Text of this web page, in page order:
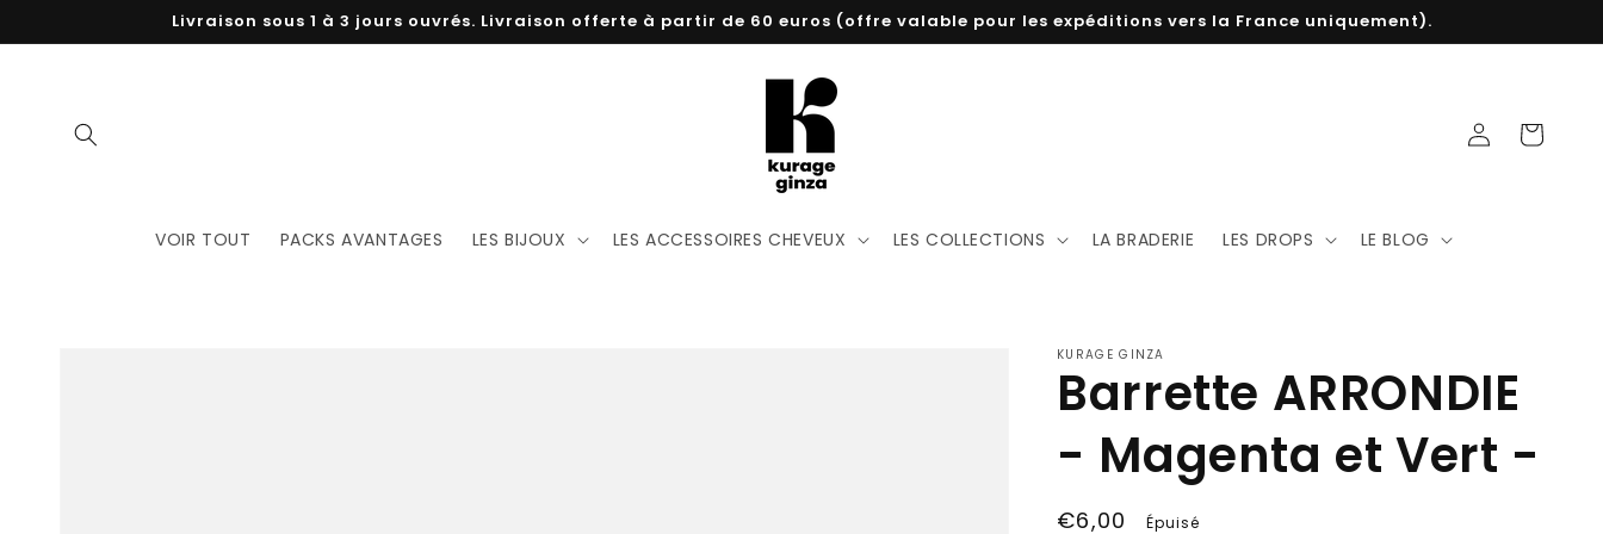
au
Livraison sous 1 à 3 jours ouvrés. Livraison offerte à partir de 60 euros (offre valable pour les expéditions vers la France uniquement).
VOIR TOUT PACKS AVANTAGES LES BIJOUX LES ACCESSOIRES CHEVEUX LES COLLECTIONS LA BRADERIE LES DROPS LE BLOG
ConnexionPanier
KURAGE GINZA
Barrette ARRONDIE
- Magenta et Vert -
Prix
€6,00 Épuisé